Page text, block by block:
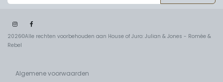
2026©Alle rechten voorbehouden aan House of Juro: Julian & Jones - Romée &
Rebel
Algemene voorwaarden